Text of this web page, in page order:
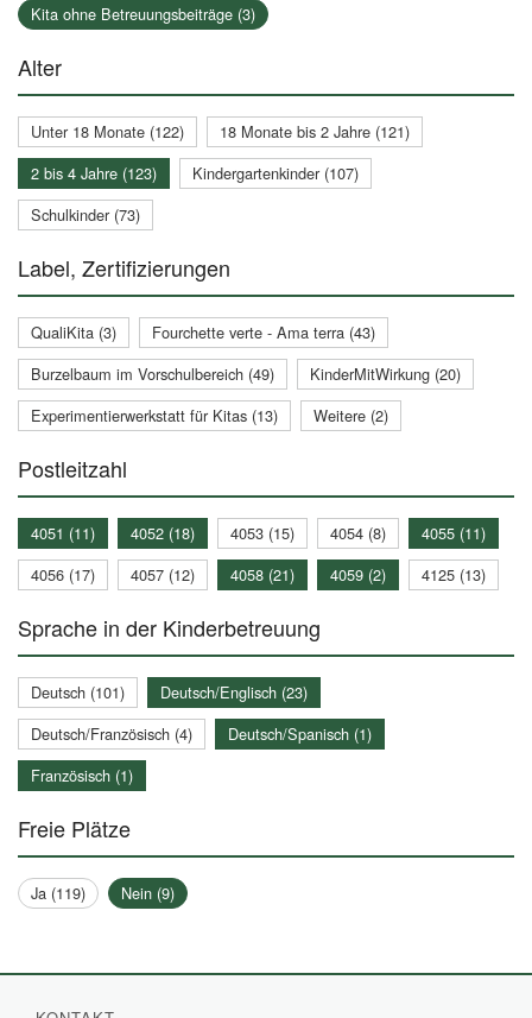
Kita ohne Betreuungsbeiträge (3)
Alter
Unter 18 Monate (122)
18 Monate bis 2 Jahre (121)
2 bis 4 Jahre (123)
Kindergartenkinder (107)
Schulkinder (73)
Label, Zertifizierungen
QualiKita (3)
Fourchette verte - Ama terra (43)
Burzelbaum im Vorschulbereich (49)
KinderMitWirkung (20)
Experimentierwerkstatt für Kitas (13)
Weitere (2)
Postleitzahl
4051 (11) 4052 (18) 4053 (15) 4054 (8)
4055 (11)
4056 (17)
4057 (12) 4058 (21) 4059 (2) 4125 (13)
Sprache in der Kinderbetreuung
Deutsch (101)
Deutsch/Englisch (23)
Deutsch/Französisch (4)
Deutsch/Spanisch (1)
Französisch (1)
Freie Plätze
Ja (119) Nein (9)